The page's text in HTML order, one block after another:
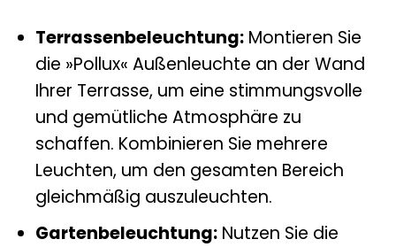
Terrassenbeleuchtung:Montieren Sie
die »Pollux« Außenleuchte an der Wand
Ihrer Terrasse, um eine stimmungsvolle
und gemütliche Atmosphäre zu
schaffen. Kombinieren Sie mehrere
Leuchten, um den gesamten Bereich
gleichmäßig auszuleuchten.
Gartenbeleuchtung:Nutzen Sie die